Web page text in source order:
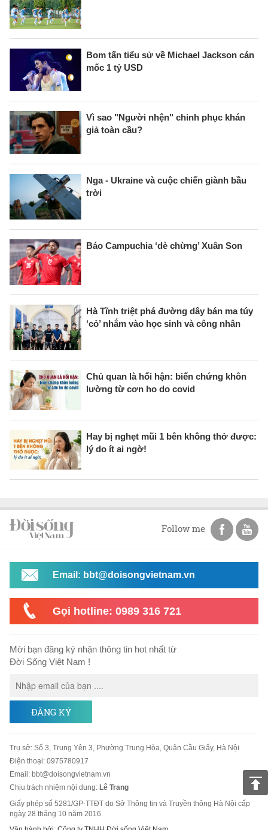
Bom tấn tiểu sử về Michael Jackson cán
mốc 1 tỷ USD
Vì sao "Người nhện" chinh phục khán
giả toàn cầu?
Nga - Ukraine và cuộc chiến giành bầu
trời
Báo Campuchia ‘dè chừng’ Xuân Son
Hà Tĩnh triệt phá đường dây bán ma túy
‘cỏ’ nhắm vào học sinh và công nhân
Chủ quan là hối hận: biến chứng khôn
lường từ cơn ho do covid
Hay bị nghẹt mũi 1 bên không thở được:
lý do ít ai ngờ!
Follow me
Email: bbt@doisongvietnam.vn
Gọi hotline: 0989 316 721
Mời bạn đăng ký nhận thông tin hot nhất từ
Đời Sống Việt Nam !
ĐĂNG KÝ
Trụ sở: Số 3, Trung Yên 3, Phường Trung Hòa, Quận Cầu Giấy, Hà Nội
Điện thoại: 0975780917
Email : bbt@doisongvietnam.vn
Chịu trách nhiệm nội dung: Lê Trang
Giấy phép số 5281/GP-TTĐT do Sở Thông tin và Truyền thông Hà Nội cấp
ngày 28 tháng 10 năm 2016.